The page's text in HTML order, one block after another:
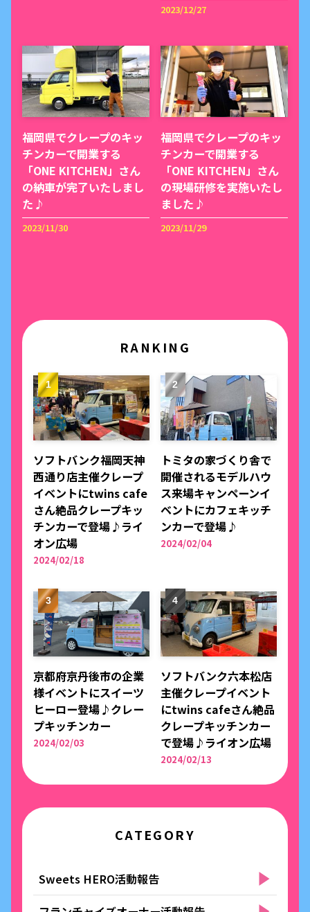
2023/12/27
福岡県でクレープのキッ
チンカーで開業する
「ONE KITCHEN」さん
の納車が完了いたしまし
た♪
2023/11/30
福岡県でクレープのキッ
チンカーで開業する
「ONE KITCHEN」さん
の現場研修を実施いたし
ました♪
2023/11/29
RANKING
ソフトバンク福岡天神
西通り店主催クレープ
イベントにtwins cafe
さん絶品クレープキッ
チンカーで登場♪ライ
オン広場
2024/02/18
トミタの家づくり舎で
開催されるモデルハウ
ス来場キャンペーンイ
ベントにカフェキッチ
ンカーで登場♪
2024/02/04
京都府京丹後市の企業
様イベントにスイーツ
ヒーロー登場♪クレー
プキッチンカー
2024/02/03
ソフトバンク六本松店
主催クレープイベント
にtwins cafeさん絶品
クレープキッチンカー
で登場♪ライオン広場
2024/02/13
CATEGORY
Sweets HERO活動報告